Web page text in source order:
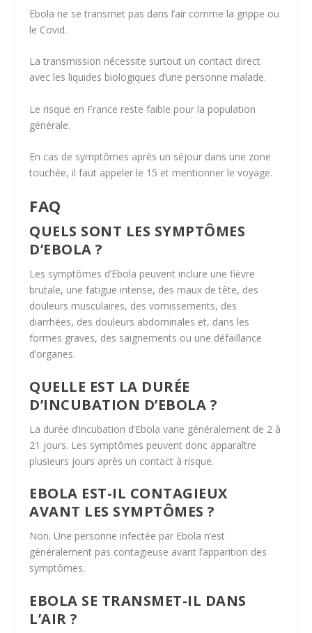
Ebola ne se transmet pas dans l’air comme la grippe ou
le Covid.
La transmission nécessite surtout un contact direct
avec les liquides biologiques d’une personne malade.
Le risque en France reste faible pour la population
générale.
En cas de symptômes après un séjour dans une zone
touchée, il faut appeler le 15 et mentionner le voyage.
FAQ
QUELS SONT LES SYMPTÔMES
D’EBOLA ?
Les symptômes d’Ebola peuvent inclure une fièvre
brutale, une fatigue intense, des maux de tête, des
douleurs musculaires, des vomissements, des
diarrhées, des douleurs abdominales et, dans les
formes graves, des saignements ou une défaillance
d’organes.
QUELLE EST LA DURÉE
D’INCUBATION D’EBOLA ?
La durée d’incubation d’Ebola varie généralement de 2 à
21 jours. Les symptômes peuvent donc apparaître
plusieurs jours après un contact à risque.
EBOLA EST-IL CONTAGIEUX
AVANT LES SYMPTÔMES ?
Non. Une personne infectée par Ebola n’est
généralement pas contagieuse avant l’apparition des
symptômes.
EBOLA SE TRANSMET-IL DANS
L’AIR ?